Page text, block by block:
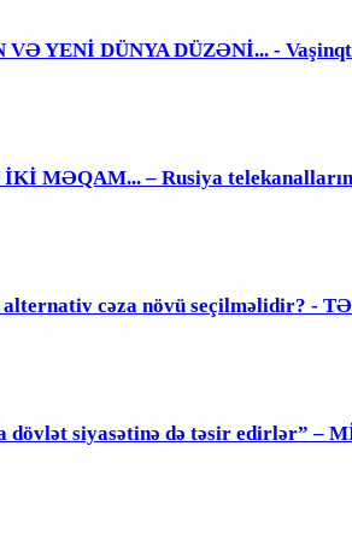
YENİ DÜNYA DÜZƏNİ... -
MƏQAM... – Rusiya
alternativ cəza növü seçilməlidir? -
dövlət siyasətinə də təsir edirlər”